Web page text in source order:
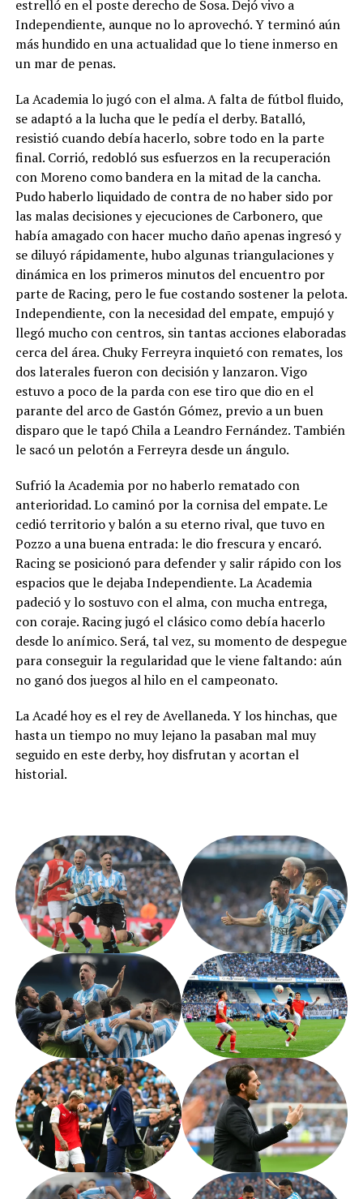
estrelló en el poste derecho de Sosa. Dejó vivo a
Independiente, aunque no lo aprovechó. Y terminó aún
más hundido en una actualidad que lo tiene inmerso en
un mar de penas.
La Academia lo jugó con el alma. A falta de fútbol fluido,
se adaptó a la lucha que le pedía el derby. Batalló,
resistió cuando debía hacerlo, sobre todo en la parte
final. Corrió, redobló sus esfuerzos en la recuperación
con Moreno como bandera en la mitad de la cancha.
Pudo haberlo liquidado de contra de no haber sido por
las malas decisiones y ejecuciones de Carbonero, que
había amagado con hacer mucho daño apenas ingresó y
se diluyó rápidamente, hubo algunas triangulaciones y
dinámica en los primeros minutos del encuentro por
parte de Racing, pero le fue costando sostener la pelota.
Independiente, con la necesidad del empate, empujó y
llegó mucho con centros, sin tantas acciones elaboradas
cerca del área. Chuky Ferreyra inquietó con remates, los
dos laterales fueron con decisión y lanzaron. Vigo
estuvo a poco de la parda con ese tiro que dio en el
parante del arco de Gastón Gómez, previo a un buen
disparo que le tapó Chila a Leandro Fernández. También
le sacó un pelotón a Ferreyra desde un ángulo.
Sufrió la Academia por no haberlo rematado con
anterioridad. Lo caminó por la cornisa del empate. Le
cedió territorio y balón a su eterno rival, que tuvo en
Pozzo a una buena entrada: le dio frescura y encaró.
Racing se posicionó para defender y salir rápido con los
espacios que le dejaba Independiente. La Academia
padeció y lo sostuvo con el alma, con mucha entrega,
con coraje. Racing jugó el clásico como debía hacerlo
desde lo anímico. Será, tal vez, su momento de despegue
para conseguir la regularidad que le viene faltando: aún
no ganó dos juegos al hilo en el campeonato.
La Acadé hoy es el rey de Avellaneda. Y los hinchas, que
hasta un tiempo no muy lejano la pasaban mal muy
seguido en este derby, hoy disfrutan y acortan el
historial.